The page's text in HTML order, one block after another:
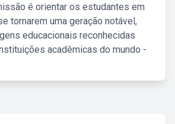
é orientar os estudantes em
tornarem uma geração notável,
educacionais reconhecidas
acadêmicas do mundo -